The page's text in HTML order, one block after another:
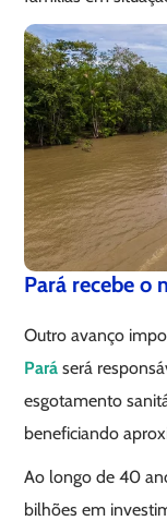
Pará recebe o
Outro avanço
Pará será
esgotamento
beneficiando
Ao longo de 40
bilhões em